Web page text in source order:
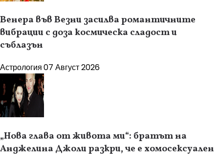
Венера във Везни засилва романтичните
вибрации с доза космическа сладост и
съблазън
Астрология07 Август 2026
„Нова глава от живота ми“: братът на
Анджелина Джоли разкри, че е хомосексуален